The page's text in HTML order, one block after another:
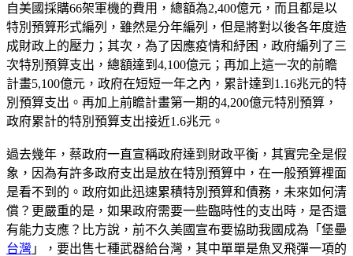
自美國採購66架軍機的費用，總額為2,400億元，而且都是以
特別預算形式編列，雖然是分年編列，但是將對以後各年度造
成財政上的壓力；其次，為了因應疫情和紓困，政府編列了三
次特別預算支出，總額達到4,100億元；再加上這一次的前瞻
計畫5,100億元，政府在短短一年之內，累計達到1.16兆元的特
別預算支出。再加上前瞻計畫第一期的4,200億元特別預算，
政府累計的特別預算支出接近1.6兆元。
過去幾年，蔡政府一直宣稱政府達到財政平衡，其實完全是假
象，因為有許多政府支出是放在特別預算中，在一般預算裡面
是看不到的。政府如此迅速累積特別預算和債務，未來如何清
償？更嚴重的是，如果政府需要一些臨時性的支出時，是否還
有能力支應？比方說，前不久美國宣布要協助我國成為「堡壘
台灣 」，要出售七種武器給台灣，其中單單是魚叉飛彈一項的